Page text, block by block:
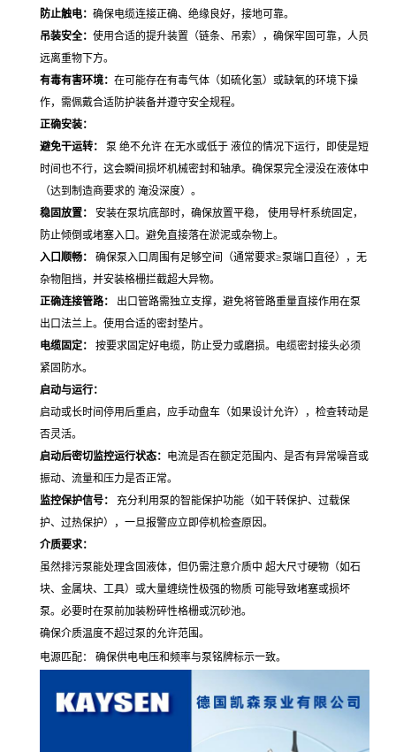
防止触电： 确保电缆连接正确、绝缘良好，接地可靠。
吊装安全： 使用合适的提升装置（链条、吊索），确保牢固可靠，人员
远离重物下方。
有毒有害环境： 在可能存在有毒气体（如硫化氢）或缺氧的环境下操
作，需佩戴合适防护装备并遵守安全规程。
正确安装：
避免干运转： 泵 绝不允许 在无水或低于 液位的情况下运行，即使是短
时间也不行，这会瞬间损坏机械密封和轴承。确保泵完全浸没在液体中
（达到制造商要求的 淹没深度）。
稳固放置： 安装在泵坑底部时，确保放置平稳， 使用导杆系统固定，
防止倾倒或堵塞入口。避免直接落在淤泥或杂物上。
入口顺畅： 确保泵入口周围有足够空间（通常要求≥泵端口直径），无
杂物阻挡，并安装格栅拦截超大异物。
正确连接管路： 出口管路需独立支撑，避免将管路重量直接作用在泵
出口法兰上。使用合适的密封垫片。
电缆固定： 按要求固定好电缆，防止受力或磨损。电缆密封接头必须
紧固防水。
启动与运行：
启动或长时间停用后重启，应手动盘车（如果设计允许），检查转动是
否灵活。
启动后密切监控运行状态： 电流是否在额定范围内、是否有异常噪音或
振动、流量和压力是否正常。
监控保护信号： 充分利用泵的智能保护功能（如干转保护、过载保
护、过热保护），一旦报警应立即停机检查原因。
介质要求：
虽然排污泵能处理含固液体，但仍需注意介质中 超大尺寸硬物（如石
块、金属块、工具）或大量缠绕性极强的物质 可能导致堵塞或损坏
泵。必要时在泵前加装粉碎性格栅或沉砂池。
确保介质温度不超过泵的允许范围。
电源匹配： 确保供电电压和频率与泵铭牌标示一致。